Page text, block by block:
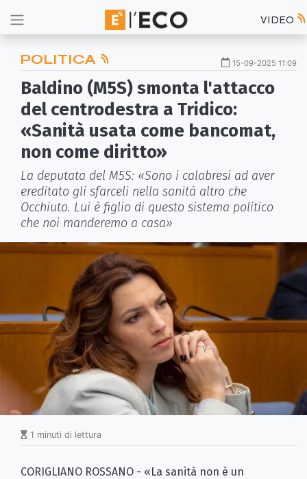
VIDEO
POLITICA 15-09-2025 11:09
Baldino (M5S) smonta l'attacco
del centrodestra a Tridico:
«Sanità usata come bancomat,
non come diritto»
La deputata del M5S: «Sono i calabresi ad aver
ereditato gli sfarceli nella sanità altro che
Occhiuto. Lui è figlio di questo sistema politico
che noi manderemo a casa»
1 minuti di lettura
CORIGLIANO ROSSANO - «La sanità non è un